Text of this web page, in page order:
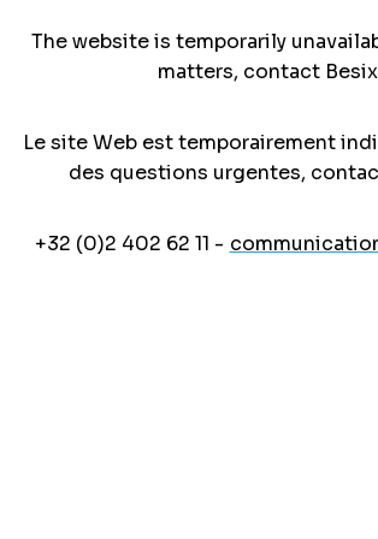
The website is temporarily
matters, contact
Le site Web est temporairement
des questions urgentes,
+32 (0)2 402 62 11 -